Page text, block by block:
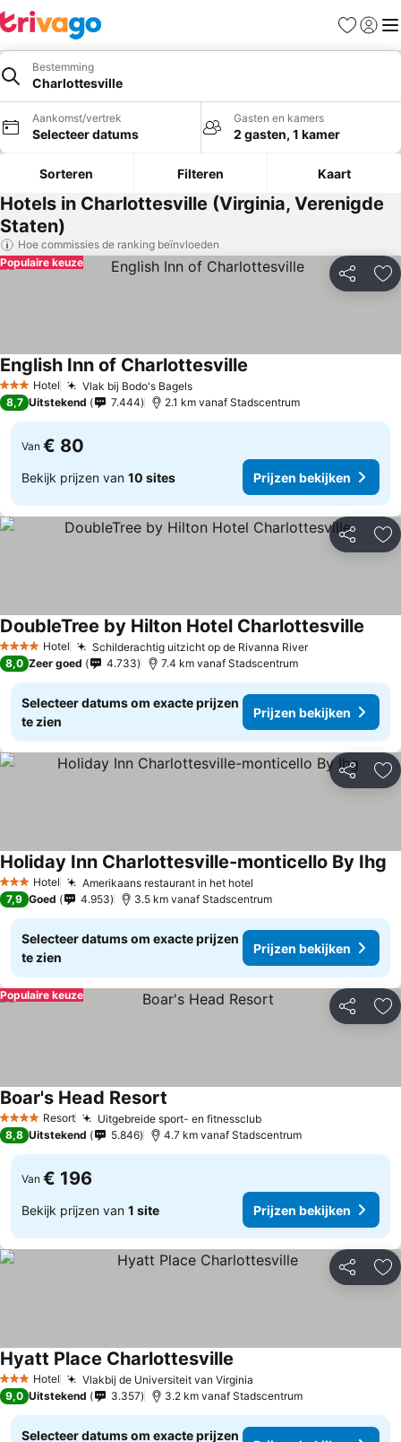
Favorieten
Bestemming
Charlottesville
Aankomst/vertrek
Selecteer datums
Gasten en kamers
2 gasten, 1 kamer
Sorteren Filteren Kaart
Hotels in Charlottesville (Virginia, Verenigde
Staten)
Hoe commissies de ranking beïnvloeden
Delen
Populaire keuze
3 SterrenHotel Vlak bij Bodo's Bagels
English Inn of Charlottesville
8,7 Uitstekend 7.444 2.1 km vanaf Stadscentrum
Van € 80
Bekijk prijzen van 10 sites Prijzen bekijken
Delen
4 SterrenHotel Schilderachtig uitzicht op de Rivanna River
DoubleTree by Hilton Hotel Charlottesville
8,0 Zeer goed 4.733 7.4 km vanaf Stadscentrum
Selecteer datums om exacte prijzen
te zien
Prijzen bekijken
Delen
3 SterrenHotel Amerikaans restaurant in het hotel
Holiday Inn Charlottesville-monticello By Ihg
7,9 Goed 4.953 3.5 km vanaf Stadscentrum
Selecteer datums om exacte prijzen
te zien
Prijzen bekijken
Delen
Populaire keuze
4 SterrenResort Uitgebreide sport- en fitnessclub
Boar's Head Resort
8,8 Uitstekend 5.846 4.7 km vanaf Stadscentrum
Van € 196
Bekijk prijzen van 1 site Prijzen bekijken
Delen
3 SterrenHotel Vlakbij de Universiteit van Virginia
Hyatt Place Charlottesville
9,0 Uitstekend 3.357 3.2 km vanaf Stadscentrum
Selecteer datums om exacte prijzen